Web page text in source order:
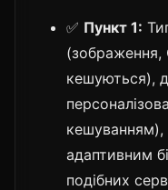
✅ Пункт 1:
(зображення,
кешуються),
кешуванням),
адаптивним
подібних